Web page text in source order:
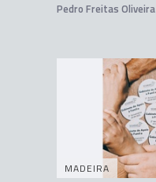
Pedro Freitas Oliveira
MADEIRA